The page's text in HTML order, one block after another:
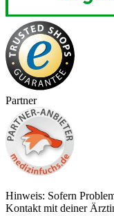
Partner
Hinweis: Sofern
Kontakt mit deiner